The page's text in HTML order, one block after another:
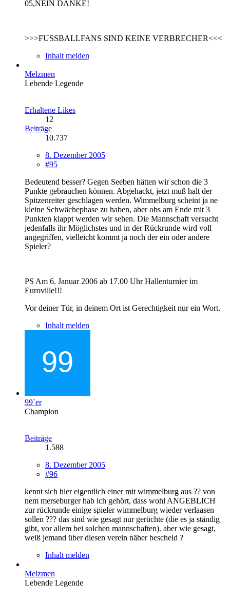
05,NEIN DANKE!
>>>FUSSBALLFANS SIND KEINE VERBRECHER<<<
Inhalt melden
Melzmen
Lebende Legende
Erhaltene Likes
12
Beiträge
10.737
8. Dezember 2005
#95
Bedeutend besser? Gegen Seeben hätten wir schon die 3
Punkte gebrauchen können. Abgehackt, jetzt muß halt der
Spitzenreiter geschlagen werden. Wimmelburg scheint ja ne
kleine Schwächephase zu haben, aber obs am Ende mit 3
Punkten klappt werden wir sehen. Die Mannschaft versucht
jedenfalls ihr Möglichstes und in der Rückrunde wird voll
angegriffen, vielleicht kommt ja noch der ein oder andere
Spieler?
PS Am 6. Januar 2006 ab 17.00 Uhr Hallenturnier im
Euroville!!!
Vor deiner Tür, in deinem Ort ist Gerechtigkeit nur ein Wort.
Inhalt melden
99`er
Champion
Beiträge
1.588
8. Dezember 2005
#96
kennt sich hier eigentlich einer mit wimmelburg aus ?? von
nem merseburger hab ich gehört, dass wohl ANGEBLICH
zur rückrunde einige spieler wimmelburg wieder verlaasen
sollen ??? das sind wie gesagt nur gerüchte (die es ja ständig
gibt, vor allem bei solchen mannschaften). aber wie gesagt,
weiß jemand über diesen verein näher bescheid ?
Inhalt melden
Melzmen
Lebende Legende